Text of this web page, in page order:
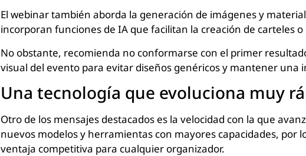
El webinar también aborda la generación de imágenes y
incorporan funciones de IA que facilitan la creación de carteles o
No obstante, recomienda no conformarse con el primer
visual del evento para evitar diseños genéricos y mantener una
Una tecnología que evoluciona muy
Otro de los mensajes destacados es la velocidad con la que
nuevos modelos y herramientas con mayores capacidades, por
ventaja competitiva para cualquier organizador.